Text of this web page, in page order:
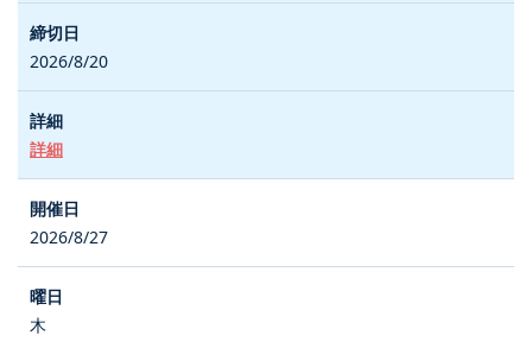
2026/8/20
詳細
2026/8/27
木